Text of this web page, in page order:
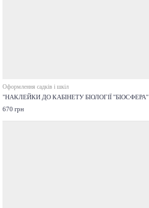
Оформлення садків і шкіл
"НАКЛЕЙКИ ДО КАБІНЕТУ БІОЛОГІЇ "БІОСФЕРА"
670 грн